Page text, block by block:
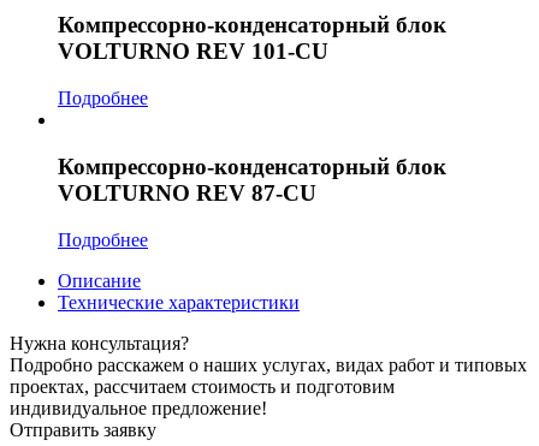
Компрессорно-конденсаторный блок
VOLTURNO REV 101-CU
Подробнее
Компрессорно-конденсаторный блок
VOLTURNO REV 87-CU
Подробнее
Описание
Технические характеристики
Нужна консультация?
Подробно расскажем о наших услугах, видах работ и типовых
проектах, рассчитаем стоимость и подготовим
индивидуальное предложение!
Отправить заявку